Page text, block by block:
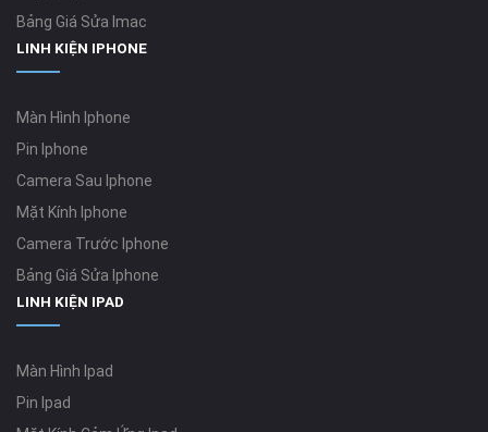
Bảng Giá Sửa Imac
LINH KIỆN IPHONE
Màn Hình Iphone
Pin Iphone
Camera Sau Iphone
Mặt Kính Iphone
Camera Trước Iphone
Bảng Giá Sửa Iphone
LINH KIỆN IPAD
Màn Hình Ipad
Pin Ipad